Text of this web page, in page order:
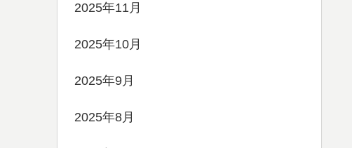
2025年11月
2025年10月
2025年9月
2025年8月